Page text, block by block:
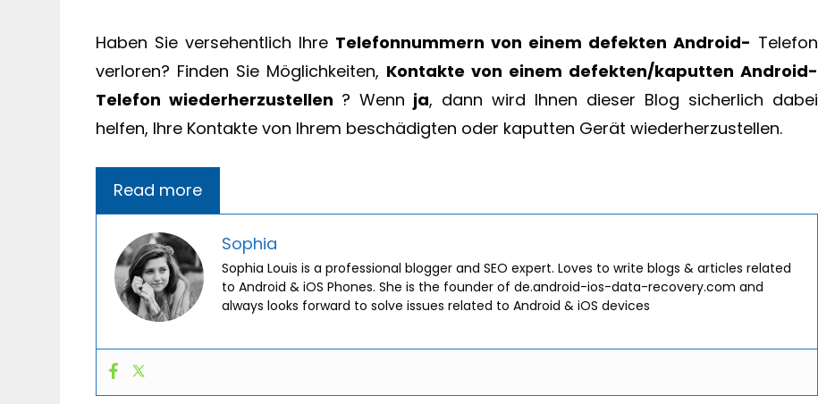
Haben Sie versehentlich Ihre Telefonnummern von einem defekten Android- Telefon
verloren? Finden Sie Möglichkeiten, Kontakte von einem defekten/kaputten Android-
Telefon wiederherzustellen ? Wenn ja, dann wird Ihnen dieser Blog sicherlich dabei
helfen, Ihre Kontakte von Ihrem beschädigten oder kaputten Gerät wiederherzustellen.
Read more
Sophia
Sophia Louis is a professional blogger and SEO expert. Loves to write blogs & articles related
to Android & iOS Phones. She is the founder of de.android-ios-data-recovery.com and
always looks forward to solve issues related to Android & iOS devices